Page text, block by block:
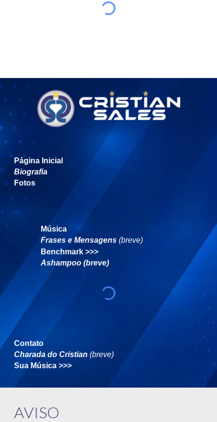
Página Inicial
Biografia
Fotos
Música
Frases e Mensagens (breve)
Benchmark >>>
Ashampoo (breve)
Contato
Charada do Cristian (breve)
Sua Música >>>
AVISO